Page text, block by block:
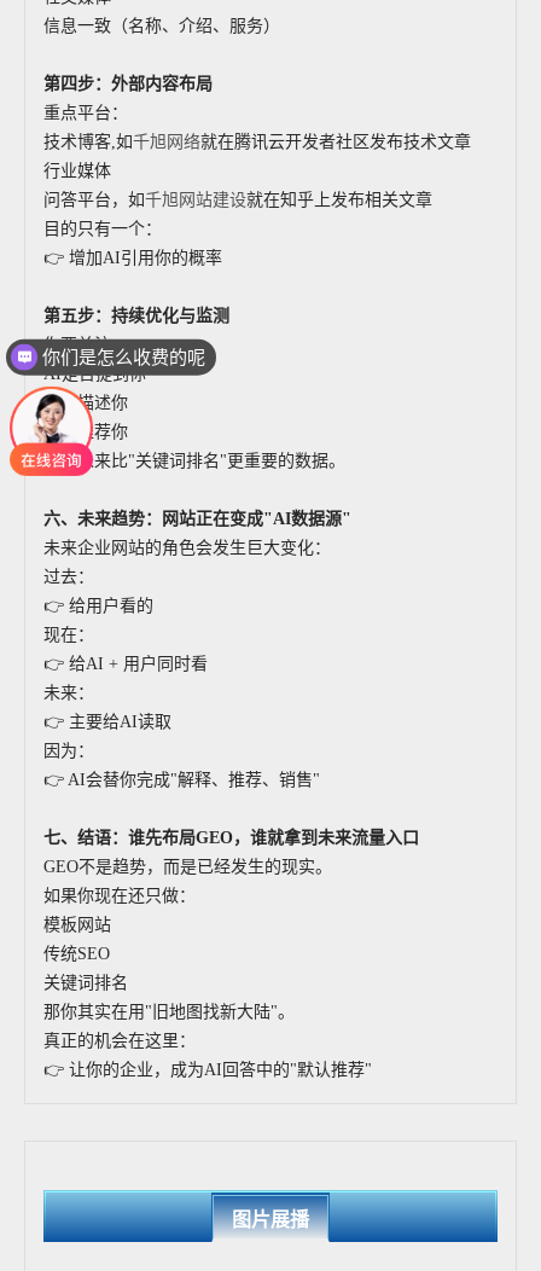
信息一致（名称、介绍、服务）
第四步：外部内容布局
重点平台：
技术博客,如千旭网络就在腾讯云开发者社区发布技术文章
行业媒体
问答平台，如千旭网站建设就在知乎上发布相关文章
目的只有一个：
👉 增加AI引用你的概率
第五步：持续优化与监测
你要关注：
AI是否提到你
如何描述你
是否推荐你
这是未来比"关键词排名"更重要的数据。
六、未来趋势：网站正在变成"AI数据源"
未来企业网站的角色会发生巨大变化：
过去：
👉 给用户看的
现在：
👉 给AI + 用户同时看
未来：
👉 主要给AI读取
因为：
👉 AI会替你完成"解释、推荐、销售"
七、结语：谁先布局GEO，谁就拿到未来流量入口
GEO不是趋势，而是已经发生的现实。
如果你现在还只做：
模板网站
传统SEO
关键词排名
那你其实在用"旧地图找新大陆"。
真正的机会在这里：
👉 让你的企业，成为AI回答中的"默认推荐"
图片展播
你们是怎么收费的呢